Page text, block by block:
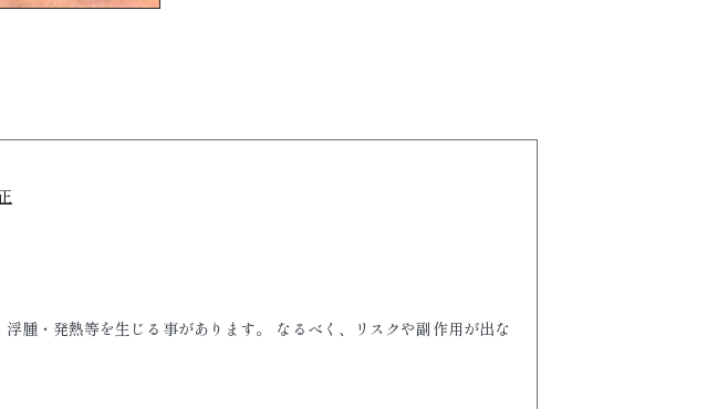
腫・発熱等を生じる事があります。 なるべく、リスクや副作用が出な